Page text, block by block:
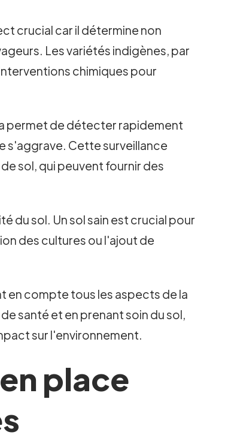
crucial car il détermine non
Les variétés indigènes, par
chimiques pour
permet de détecter rapidement
s'aggrave. Cette surveillance
sol, qui peuvent fournir des
du sol. Un sol sain est crucial pour
des cultures ou l'ajout de
en compte tous les aspects de la
santé et en prenant soin du sol,
sur l'environnement.
place